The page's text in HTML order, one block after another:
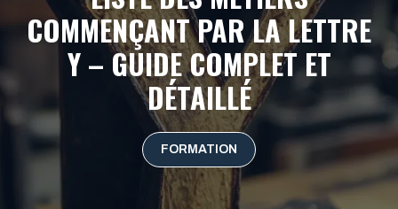
COMMENÇANT PAR LA LETTRE
Y – GUIDE COMPLET ET
DÉTAILLÉ
FORMATION